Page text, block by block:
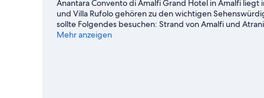
Anantara Convento di Amalfi Grand Hotel in Amalfi
und Villa Rufolo gehören zu den wichtigen
sollte Folgendes besuchen: Strand von Amalfi und
lohnt.Zum Reiseführer für Amalfi
Mehr anzeigen